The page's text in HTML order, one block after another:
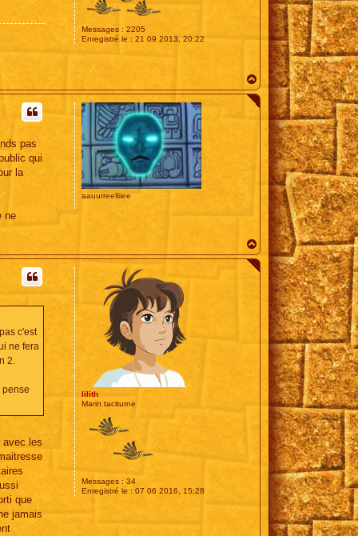
Messages : 2205
Enregistré le : 21 09 2013, 20:22
a
u
aauurreelliiee
pas
qui
la
ne
a
u
lilith
Marin taciturne
Messages : 34
Enregistré le : 07 06 2016, 15:28
c'est
ne fera
2.
pense
avec les
que
jamais